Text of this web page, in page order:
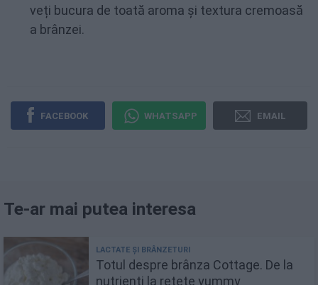
veți bucura de toată aroma și textura cremoasă
a brânzei.
FACEBOOK WHATSAPP EMAIL
Te-ar mai putea interesa
Totul despre brânza Cottage. De la
nutrienți la rețete yummy